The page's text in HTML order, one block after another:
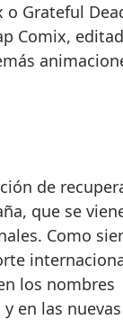
Grateful
Comix,
de
que se
Como
los nombres
en las nuevas